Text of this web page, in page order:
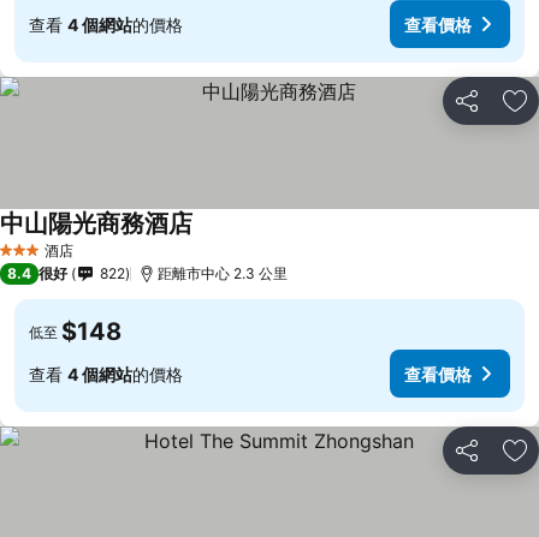
查看 4 個網站的價格 查看價格
分享 放
3 星級 酒店
中山陽光商務酒店
8.4 很好 822 距離市中心 2.3 公里
低至 $148
查看 4 個網站的價格 查看價格
分享 放